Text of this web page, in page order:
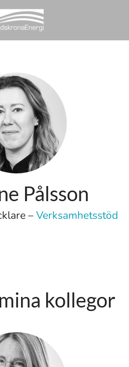
Pålsson
–Verksamhetsstöd
kollegor